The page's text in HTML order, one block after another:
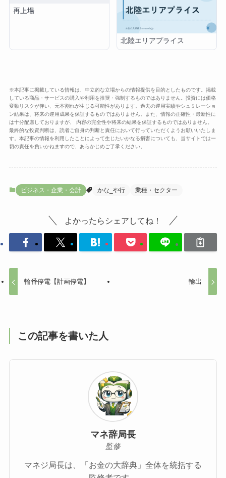
再上場
北陸エリアプライス
※本記事に掲載している情報は、中立的な立場からの情報提供を目的としたものです。掲載
している商品・サービスの購入や利用を推奨・強制するものではありません。投資には価格
変動リスクが伴い、元本割れが生じる可能性があります。過去の運用実績やシュミレーショ
ン結果は、将来の運用成果を保証するものではありません。また、情報の正確性・最新性に
は十分配慮しておりますが、 内容の完全性や将来の結果を保証するものではありません。
最終的な投資判断は、読者ご自身の判断と責任において行っていただくようお願いいたしま
す。本記事の情報を利用したことによって生じたいかなる損害についても、当サイトでは一
切の責任を負いかねますので、あらかじめご了承ください。
ビジネス・企業・会計 かな_や行 業種・セクター
よかったらシェアしてね！
輪番停電【計画停電】 輸出
この記事を書いた人
マネ辞局長
監修
マネジ局長は、「お金の大辞典」全体を統括する